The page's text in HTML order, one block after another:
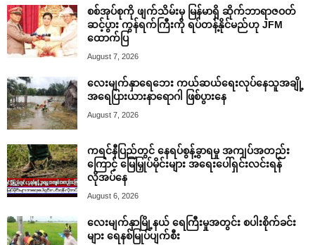
စစ်အုပ်စုကို ဖျက်သိမ်းမှ မြန်မာရှိ ဆိုက်ဘာရာဇဝတ်
ဆင့်ပွား ကွန်ရက်ကြီးကို ရပ်တန့်နိုင်မည်ဟု JFM
ထောက်ပြ
August 7, 2026
လေးမျက်နှာရေဘေး ကယ်ဆယ်ရေးလုပ်နေသူအချို့
အရေပြားယားနာရောဂါ ဖြစ်ပွားနေ
August 7, 2026
ကရင်နီပြည်တွင် နေရပ်စွန့်ခွာရမှု အကျပ်အတည်း
ကြောင့် မြေမြှုပ်မိုင်းများ အရေးပေါ်ရှင်းလင်းရန်
လိုအပ်နေ
August 6, 2026
လေးမျက်နှာမြို့နယ် ရေကြီးမှုအတွင်း စပါးစိုက်ခင်း
များ ရေနစ်မြုပ်ပျက်စီး